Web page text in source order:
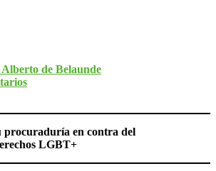
Alberto de Belaunde
procuraduría en contra del
LGBT+